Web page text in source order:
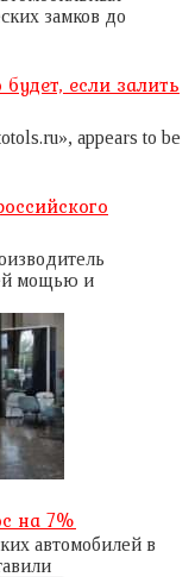
замков до
если залить
appears to be
мощью и
на 7%
автомобилей в